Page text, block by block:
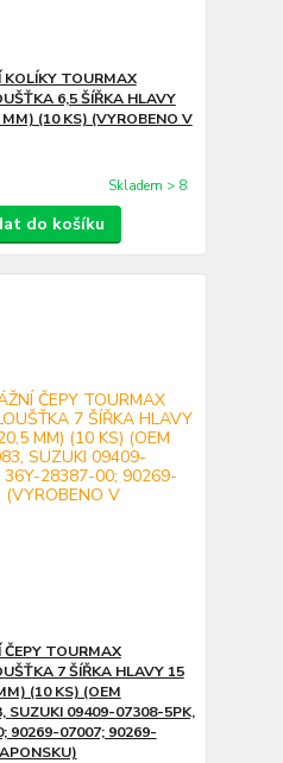
TOURMAX
6,5 ŠÍŘKA HLAVY
(10 KS) (VYROBENO V
Skladem > 8
do košíku
TOURMAX
7 ŠÍŘKA HLAVY 15
(10 KS) (OEM
SUZUKI 09409-07308-5PK,
90269-07007; 90269-